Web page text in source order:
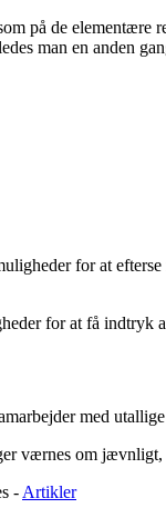
på de
man en anden
for at
for at få
med
værnes om
- Artikler